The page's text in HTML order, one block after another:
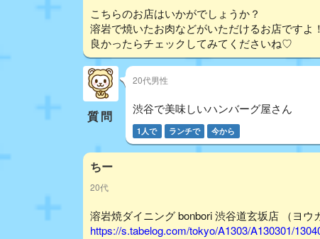
こちらのお店はいかがでしょうか？
溶岩で焼いたお肉などがいただけるお店ですよ！
良かったらチェックしてみてくださいね♡
質問
20代男性
渋谷で美味しいハンバーグ屋さん
1人で ランチで 今から
ちー
20代
溶岩焼ダイニング bonbori 渋谷道玄坂店 （ヨ
https://s.tabelog.com/tokyo/A1303/A130301/